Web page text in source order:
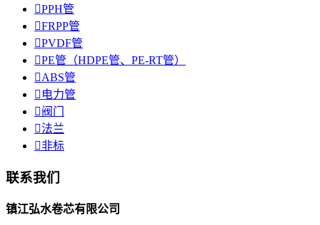
PPH管
FRPP管
PVDF管
PE管（HDPE管、PE-RT管）
ABS管
 电力管
阀门
法兰
非标
联系我们
镇江弘水卷芯有限公司